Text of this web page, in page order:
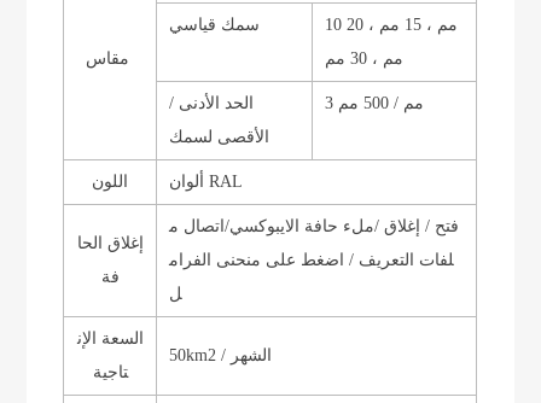
سمك قياسي
10 مم ، 15 مم ، 20
مم ، 30 مم
الحد الأدنى /
الأقصى لسمك
3 مم / 500 مم
اللون ألوان RAL
إغلاق الحا
فة
فتح / إغلاق /ملء حافة الايبوكسي/اتصال م
لفات التعريف / اضغط على منحنى الفرام
ل
السعة الإن
تاجية